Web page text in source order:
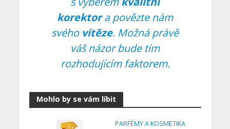
korektora povězte nám
svého vítěze. Možná právě
váš názor bude tím
rozhodujícím faktorem.
Mohlo by se vám líbit
PARFÉMY A KOSMETIKA